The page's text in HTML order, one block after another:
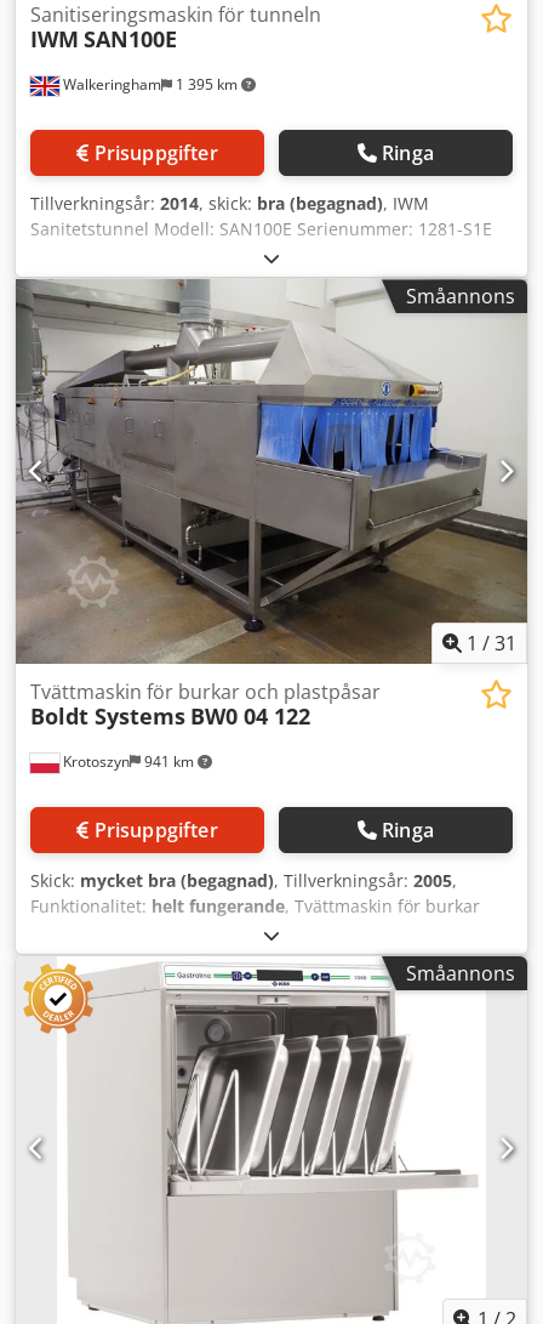
Walkeringham 1 395 km
Sanitiseringsmaskin för tunneln
IWM SAN100E
Prisuppgifter Ringa
Tillverkningsår: 2014, skick: bra (begagnad), IWM
Sanitetstunnel Modell: SAN100E Serienummer: 1281-S1E
2014, rostfritt stål, lämplig för desinfektion av produkter i
hinkar, påsar, burkar och tråg, maximal storlek 450 mm B x
450 mm H, recirkulationstank, mobil, 3-fas Dedpohfmh
Hofx Andokr
Småannons
1 /31
Krotoszyn 941 km
Tvättmaskin för burkar och plastpåsar
Boldt Systems BW0 04 122
Prisuppgifter Ringa
Skick: mycket bra (begagnad), Tillverkningsår: 2005,
Funktionalitet: helt fungerande, Tvättmaskin för burkar
och plastpåsar Märke: Boldt Systems Modell: W 400.4.3.1
Dkjdpfxswxy Hze Andsr Serienummer: BW0 04 122
Tillverkningsår: 2005 Ånguppvärmd Transportband i
rostfritt stålnät Bandbredd: (3x) 380 mm Totalmått: 6000
mm x 2100 mm x 2400 mm
Småannons